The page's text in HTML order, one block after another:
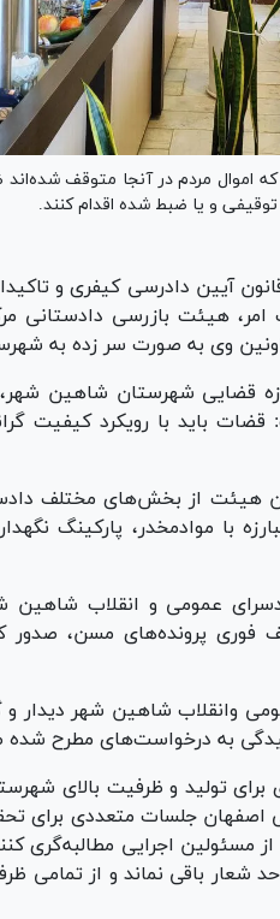
اموال مردم در آنجا متوقف
و یا ضبط شده اقدام کنند.
راستای اعمال ماده ۲۷ قانون آیین دادرسی
هیئت بازرسی دادستانی
وی به صورت سر زده به
قضایی شهرستان شاهین
باید با رویکرد کیفیت
هیئت از بخش‌های مختلف
کمپ‌های ماده ۱۵ قانون مبارزه با
عمومی و انقلاب شاهین
فوری پرونده‌های مسن،
وانقلاب شاهین شهر
به درخواست‌های مطرح شده
برای تولید و ظرفیت بالای
اصفهان جلسات متعددی برای
اجرایی مطالبه‌گری
شعار باقی نماند و از تمامی